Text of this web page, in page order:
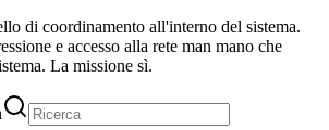
di coordinamento all'interno del sistema.
e accesso alla rete man mano che
La missione sì.